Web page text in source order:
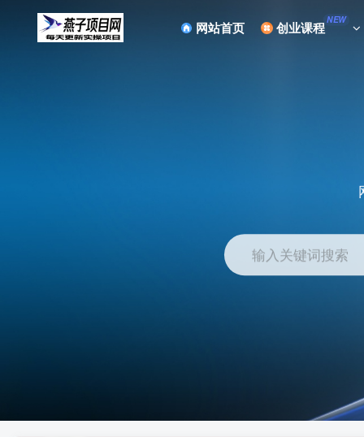
网站首页 创业课程NEW
输入关键词搜索